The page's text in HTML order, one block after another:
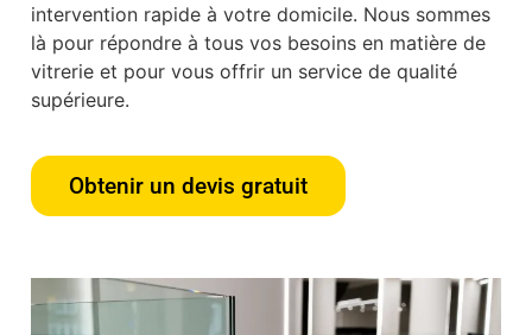
intervention rapide à votre domicile. Nous sommes
là pour répondre à tous vos besoins en matière de
vitrerie et pour vous offrir un service de qualité
supérieure.
Obtenir un devis gratuit